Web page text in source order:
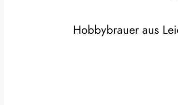
Hobbybrauer aus